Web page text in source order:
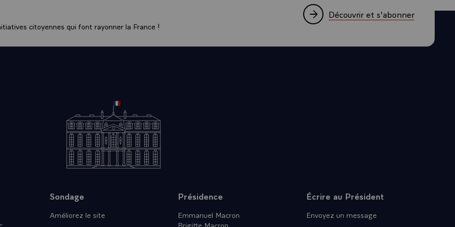
rencontrer sans dire ce que l'on en pensait, c'est ce qui arrivé à Mme
ce qui est arrivé à moi-mêm. Nous n'avons d'ailleurs pas dit
rapprochement, et donc de plus en plus nombreux sont les points
avez pu remarquer que dans les démarches économiques et surtout
sociale, nous sommes déjà loin des positions de Luxembourg, donc
sur-le-plan politique extérieure dans les termes habituellement
ceux de politique extérieure, étant bien entendu que c'est un terme
l'économie fait partie de la politique extérieure et que là, il reste des
le Président, avez-vous l'impression d'avoir été lâché par les
ce sommet...
citoyennes qui font rayonner la France !
Découvrir et s'abonner
Sondage
Améliorez le site
Présidence
Emmanuel Macron
Brigitte Macron
Écrire au Président
Envoyez un message